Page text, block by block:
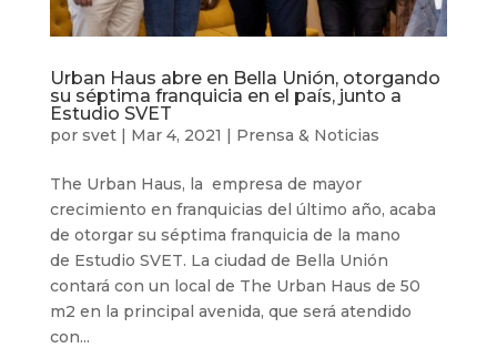
Urban Haus abre en Bella Unión, otorgando
su séptima franquicia en el país, junto a
Estudio SVET
por svet| Mar 4, 2021 | Prensa & Noticias
The Urban Haus, la empresa de mayor
crecimiento en franquicias del último año, acaba
de otorgar su séptima franquicia de la mano
de Estudio SVET. La ciudad de Bella Unión
contará con un local de The Urban Haus de 50
m2 en la principal avenida, que será atendido
con...